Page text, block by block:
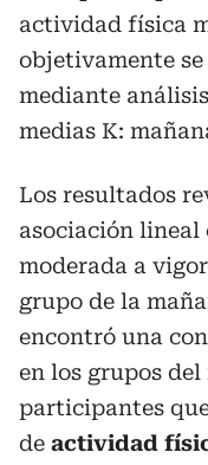
actividad física
objetivamente
mediante
medias K:
Los resultados
asociación
moderada a
grupo de la
encontró una
en los grupos
participantes
de actividad